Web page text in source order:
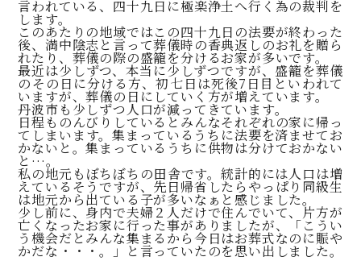
言われている、四十九日に極楽浄土へ行く為の裁判を
します。
このあたりの地域ではこの四十九日の法要が終わった
後、満中陰志と言って葬儀時の香典返しのお礼を贈ら
れたり、葬儀の際の盛籠を分けるお家が多いです。
最近は少しずつ、本当に少しずつですが、盛籠を葬儀
のその日に分ける方、初七日は死後7日目といわれて
いますが、葬儀の日にしていく方が増えています。
丹波市も少しずつ人口が減ってきています。
日程ものんびりしているとみんなそれぞれの家に帰っ
てしまいます。集まっているうちに法要を済ませてお
かないと。集まっているうちに供物は分けておかない
と…。
私の地元もぼちぼちの田舎です。統計的には人口は増
えているそうですが、先日帰省したらやっぱり同級生
は地元から出ている子が多いなぁと感じました。
少し前に、身内で夫婦２人だけで住んでいて、片方が
亡くなったお家に行った事がありましたが、「こうい
う機会だとみんな集まるから今日はお葬式なのに賑や
かだな・・・。」と言っていたのを思い出しました。